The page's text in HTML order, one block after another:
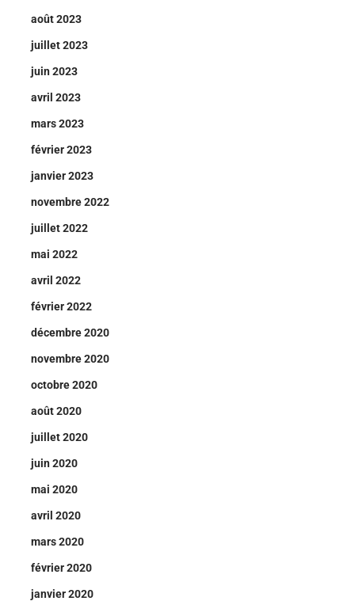
août 2023
juillet 2023
juin 2023
avril 2023
mars 2023
février 2023
janvier 2023
novembre 2022
juillet 2022
mai 2022
avril 2022
février 2022
décembre 2020
novembre 2020
octobre 2020
août 2020
juillet 2020
juin 2020
mai 2020
avril 2020
mars 2020
février 2020
janvier 2020